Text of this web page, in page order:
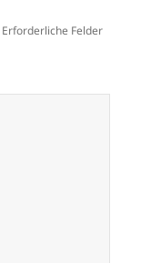
Erforderliche Felder